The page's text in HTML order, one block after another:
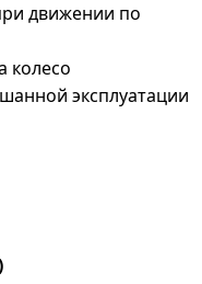
движении по
колесо
эксплуатации